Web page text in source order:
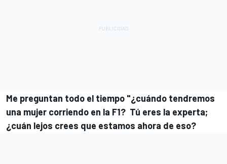
Me preguntan todo el tiempo "¿cuándo tendremos
una mujer corriendo en la F1? Tú eres la experta;
¿cuán lejos crees que estamos ahora de eso?